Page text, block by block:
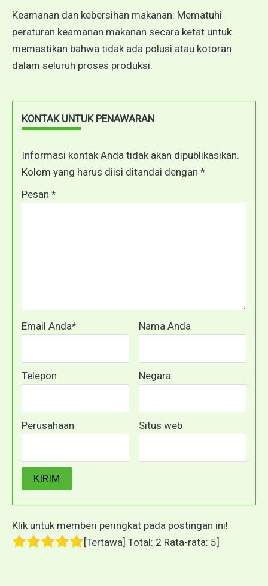
Keamanan dan kebersihan makanan: Mematuhi
peraturan keamanan makanan secara ketat untuk
memastikan bahwa tidak ada polusi atau kotoran
dalam seluruh proses produksi.
KONTAK UNTUK PENAWARAN
Informasi kontak Anda tidak akan dipublikasikan.
Kolom yang harus diisi ditandai dengan *
Pesan *
Email Anda* Nama Anda
Telepon Negara
Perusahaan Situs web
Klik untuk memberi peringkat pada postingan ini!
[Tertawa] Total: 2 Rata-rata: 5]